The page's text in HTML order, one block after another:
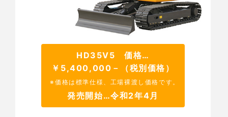
HD35V5 価格…
￥5,400,000－（税別価格）
※価格は標準仕様、工場裸渡し価格です。
発売開始…令和2年4月